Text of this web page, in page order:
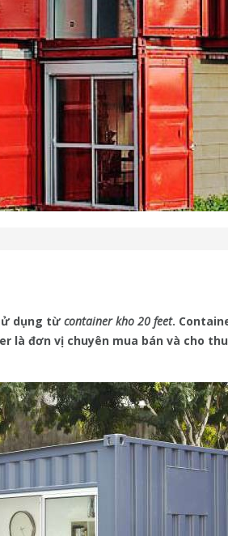
dụng từcontainer kho 20 feet.
là đơn vị chuyên mua bán và cho